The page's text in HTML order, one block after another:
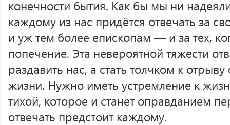
конечности бытия. Как бы мы ни
каждому из нас придётся отвечать за
и уж тем более епископам — и за тех,
попечение. Эта невероятной тяжести
раздавить нас, а стать толчком к
жизни. Нужно иметь устремление к
тихой, которое и станет оправданием
отвечать предстоит каждому.